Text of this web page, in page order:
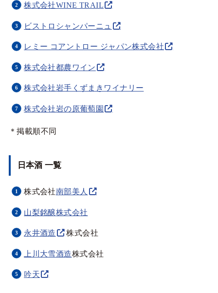
株式会社WINE TRAIL
ビストロシャンパーニュ
レミー コアントロー ジャパン株式会社
株式会社都農ワイン
株式会社岩手くずまきワイナリー
株式会社岩の原葡萄園
＊掲載順不同
日本酒 一覧
株式会社南部美人
山梨銘醸株式会社
永井酒造 株式会社
上川大雪酒造株式会社
吟天